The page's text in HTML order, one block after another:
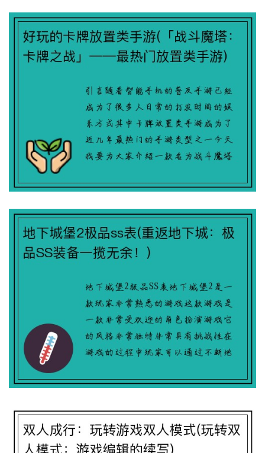
好玩的卡牌放置类手游(「战斗魔塔：卡牌
之战」——最热门放置类手游)
地下城堡2极品ss表(重返地下城：极品SS
装备一揽无余！)